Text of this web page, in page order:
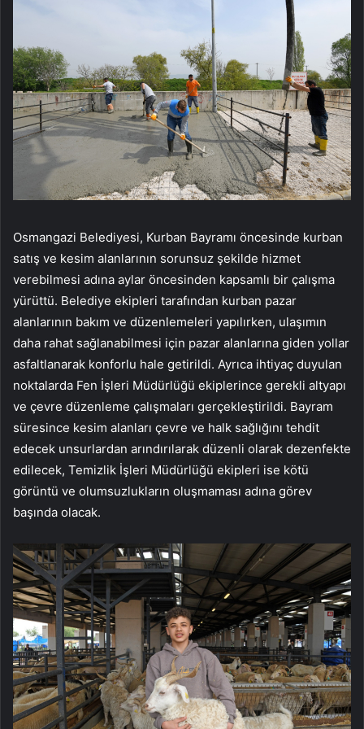
Osmangazi Belediyesi, Kurban Bayramı öncesinde kurban
satış ve kesim alanlarının sorunsuz şekilde hizmet
verebilmesi adına aylar öncesinden kapsamlı bir çalışma
yürüttü. Belediye ekipleri tarafından kurban pazar
alanlarının bakım ve düzenlemeleri yapılırken, ulaşımın
daha rahat sağlanabilmesi için pazar alanlarına giden yollar
asfaltlanarak konforlu hale getirildi. Ayrıca ihtiyaç duyulan
noktalarda Fen İşleri Müdürlüğü ekiplerince gerekli altyapı
ve çevre düzenleme çalışmaları gerçekleştirildi. Bayram
süresince kesim alanları çevre ve halk sağlığını tehdit
edecek unsurlardan arındırılarak düzenli olarak dezenfekte
edilecek, Temizlik İşleri Müdürlüğü ekipleri ise kötü
görüntü ve olumsuzlukların oluşmaması adına görev
başında olacak.